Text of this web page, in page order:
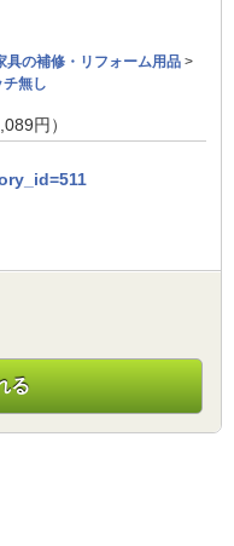
具の補修・リフォーム用品 >
無し
円）
る